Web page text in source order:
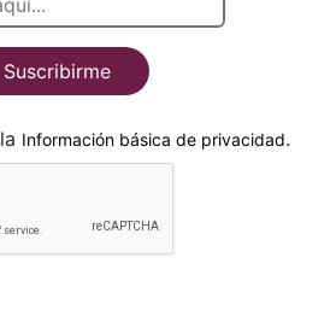
Suscribirme
He leido y acepto la Información básica de privacidad.